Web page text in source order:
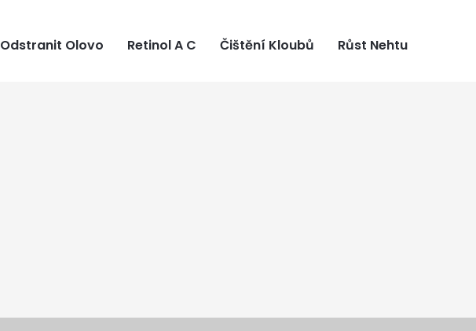
Odstranit Olovo Retinol A C Čištění Kloubů Růst Nehtu